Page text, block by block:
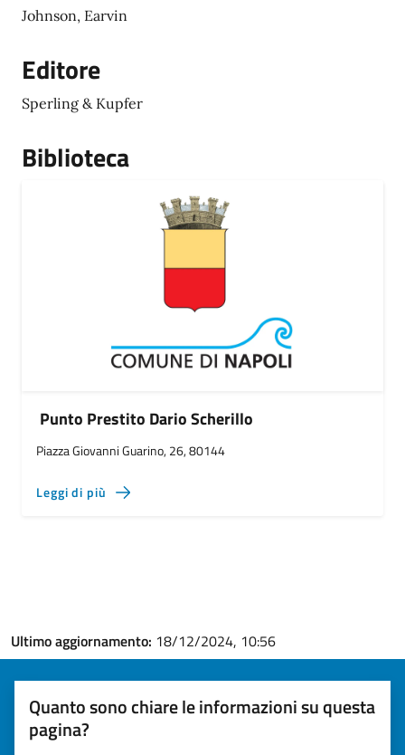
Johnson, Earvin
Editore
Sperling & Kupfer
Biblioteca
Punto Prestito Dario Scherillo
Piazza Giovanni Guarino, 26, 80144
Leggi di più
Ultimo aggiornamento: 18/12/2024, 10:56
Quanto sono chiare le informazioni su questa
pagina?